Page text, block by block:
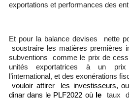
exportations et performances des
Et pour la balance devises nette
soustraire les matières premières
subventions comme le prix de
unités exportatrices à un
l’international, et des exonérations
vouloir attirer les investisseurs,
dinar dans le PLF2022 oùle
taux